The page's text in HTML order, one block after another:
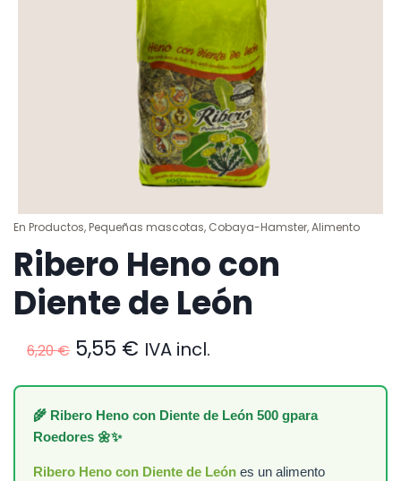
En Productos, Pequeñas mascotas, Cobaya-Hamster,Alimento
Ribero Heno con
Diente de León
6,20€ El
precio
original
era:
6,20 €.
5,55 € El
actual
es:
5,55 €.
IVA incl.
🌾 Ribero Heno con Diente de León 500 gpara
Roedores 🌼✨
Ribero Heno con Diente de León es un alimento